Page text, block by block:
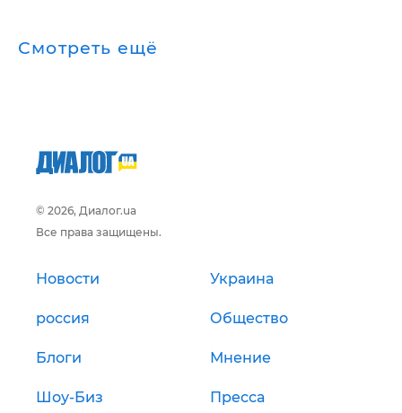
Смотреть ещё
© 2026, Диалог.ua
Все права защищены.
Новости Украина
россия Общество
Блоги Мнение
Шоу-Биз Пресса